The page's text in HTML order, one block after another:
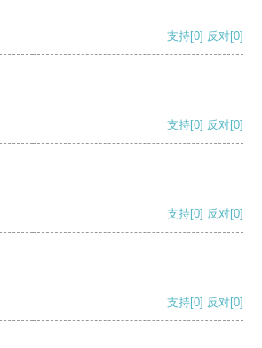
支持[0] 反对[0]
支持[0] 反对[0]
支持[0] 反对[0]
支持[0] 反对[0]